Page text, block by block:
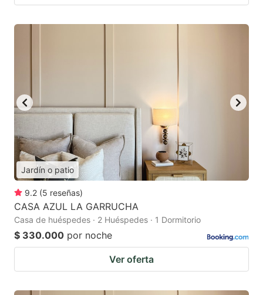
Jardín o patio
9.2 (5 reseñas)
CASA AZUL LA GARRUCHA
Casa de huéspedes · 2 Huéspedes · 1 Dormitorio
$ 330.000 por noche
Ver oferta